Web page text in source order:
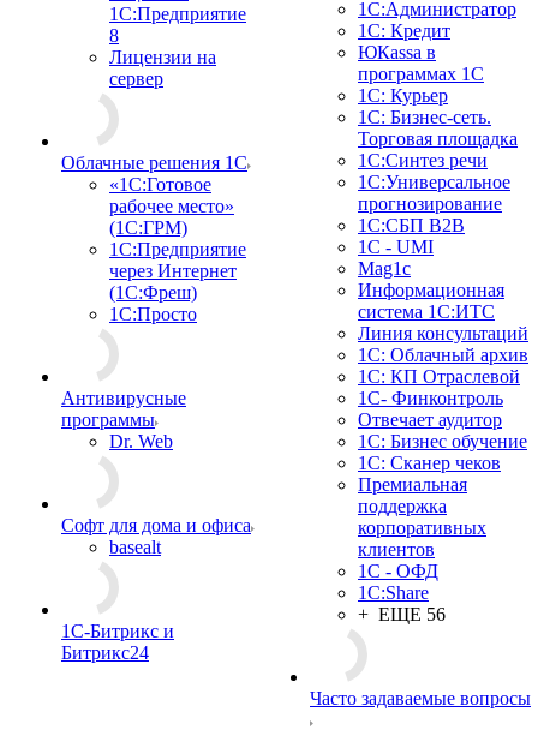
1С:Предприятие
8
Лицензии на
сервер
Облачные решения 1С
«1C:Готовое
рабочее место»
(1С:ГРМ)
1С:Предприятие
через Интернет
(1С:Фреш)
1С:Просто
Антивирусные
программы
Dr. Web
Софт для дома и офиса
basealt
1С-Битрикс и
Битрикс24
1С:Администратор
1С: Кредит
ЮКаssа в
программах 1С
1С: Курьер
1С: Бизнес-сеть.
Торговая площадка
1С:Синтез речи
1С:Универсальное
прогнозирование
1С:СБП B2B
1C - UMI
Mag1c
Информационная
система 1С:ИТС
Линия консультаций
1С: Облачный архив
1С: КП Отраслевой
1С- Финконтроль
Отвечает аудитор
1С: Бизнес обучение
1С: Сканер чеков
Премиальная
поддержка
корпоративных
клиентов
1С - ОФД
1С:Share
+ ЕЩЕ 56
Часто задаваемые вопросы